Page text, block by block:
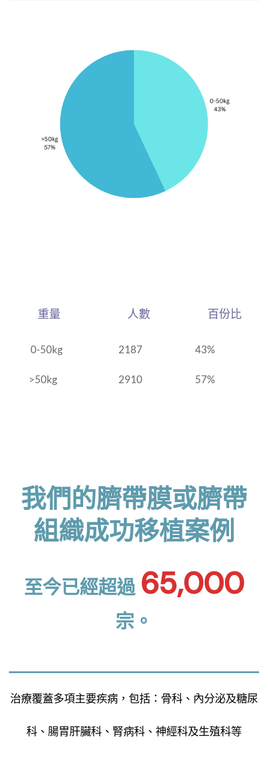
重量 人數 百份比
0-50kg 2187 43%
>50kg 2910 57%
我們的臍帶膜或臍帶
組織成功移植案例
至今已經超過 65,000
宗 。
治療覆蓋多項主要疾病，包括：骨科、內分泌及糖尿
科、腸胃肝臟科、腎病科、神經科及生殖科等